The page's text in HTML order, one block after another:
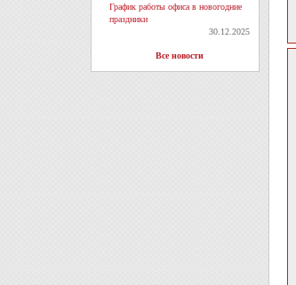
График работы офиса в новогодние
праздники
30.12.2025
Все новости